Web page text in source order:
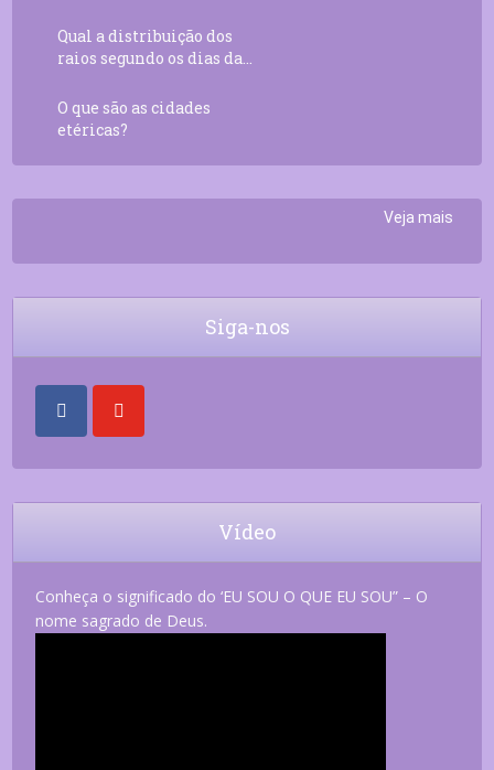
Qual a distribuição dos
raios segundo os dias da...
O que são as cidades
etéricas?
Veja mais
Siga-nos
Vídeo
Conheça o significado do ‘EU SOU O QUE EU SOU” – O
nome sagrado de Deus.